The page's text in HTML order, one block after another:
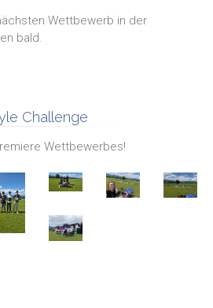
Wettbewerb in der
bald.
Challenge
Wettbewerbes!